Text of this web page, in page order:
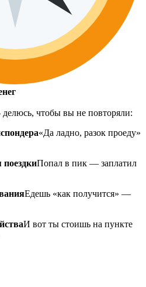
чтобы вы не повторяли:
«Да ладно, разок проеду»
Попал в пик — заплатил
Едешь «как получится» —
И вот ты стоишь на пункте